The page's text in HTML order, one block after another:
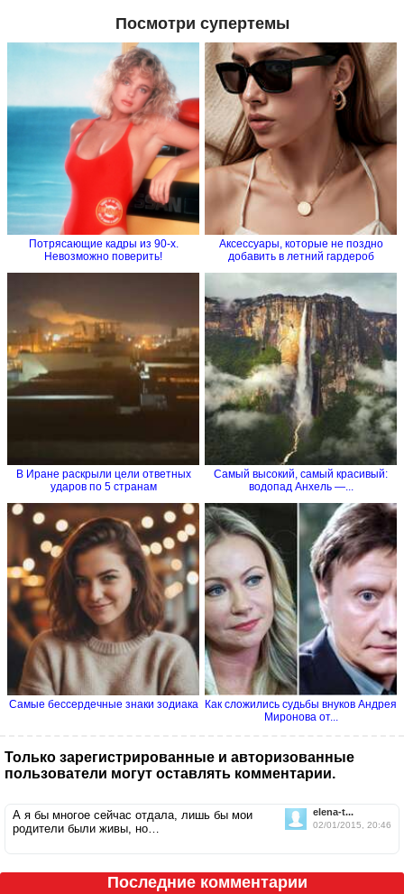
Посмотри супертемы
Потрясающие кадры из 90-х.
Невозможно поверить!
Аксессуары, которые не поздно
добавить в летний гардероб
В Иране раскрыли цели ответных
ударов по 5 странам
Самый высокий, самый красивый:
водопад Анхель —...
Самые бессердечные знаки зодиака
Как сложились судьбы внуков Андрея
Миронова от...
Только зарегистрированные и авторизованные
пользователи могут оставлять комментарии.
elena-t...
02/01/2015, 20:46
А я бы многое сейчас отдала, лишь бы мои
родители были живы, но…
Последние комментарии